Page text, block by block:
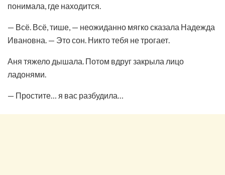
понимала, где находится.
— Всё. Всё, тише, — неожиданно мягко сказала Надежда
Ивановна. — Это сон. Никто тебя не трогает.
Аня тяжело дышала. Потом вдруг закрыла лицо
ладонями.
— Простите… я вас разбудила…